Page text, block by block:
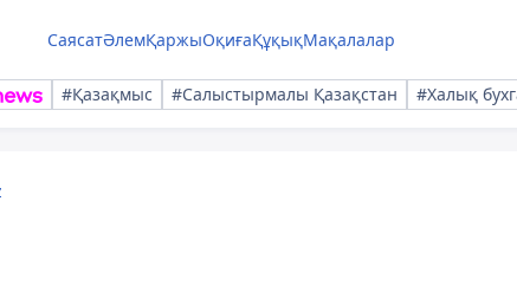
СаясатӘлемҚаржыОқиғаҚұқықМақалалар
#Қазақмыс #Салыстырмалы Қазақстан #Халық